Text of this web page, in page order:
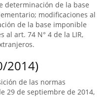
determinación de la base
modificaciones al
de la base imponible
al art. 74 N° 4 de la LIR,
2014)
de las normas
29 de septiembre de 2014,